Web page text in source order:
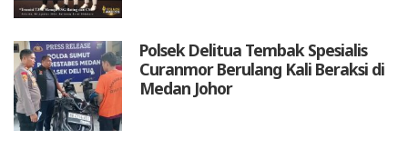
Polsek Delitua Tembak Spesialis
Curanmor Berulang Kali Beraksi di
Medan Johor